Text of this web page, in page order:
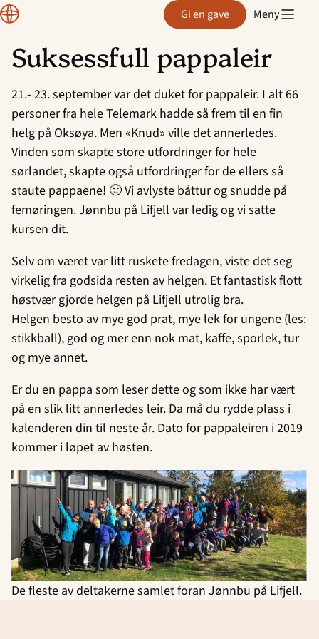
Hopp
innhold
Region
Telemark Gi en gave Meny
Kragerø - Mini mini Singspiration
Kragerø - Singspiration
Kragerø Soul Children
Langesund Barnegospel
Langesund - Guts
Langesund Minigospel
Lunde - Fidus
Notodden Soul Children
Porsgrunn Soul Children
Rjukan Soul Kids
Skien Soul Children
Tinn Soul Teens
Suksessfull pappaleir
21.- 23. september var det duket for pappaleir. I alt 66
personer fra hele Telemark hadde så frem til en fin
helg på Oksøya. Men «Knud» ville det annerledes.
Vinden som skapte store utfordringer for hele
sørlandet, skapte også utfordringer for de ellers så
staute pappaene! 🙂 Vi avlyste båttur og snudde på
femøringen. Jønnbu på Lifjell var ledig og vi satte
kursen dit.
Selv om været var litt ruskete fredagen, viste det seg
virkelig fra godsida resten av helgen. Et fantastisk flott
høstvær gjorde helgen på Lifjell utrolig bra.
Helgen besto av mye god prat, mye lek for ungene (les:
stikkball), god og mer enn nok mat, kaffe, sporlek, tur
og mye annet.
Er du en pappa som leser dette og som ikke har vært
på en slik litt annerledes leir. Da må du rydde plass i
kalenderen din til neste år. Dato for pappaleiren i 2019
kommer i løpet av høsten.
De fleste av deltakerne samlet foran Jønnbu på Lifjell.